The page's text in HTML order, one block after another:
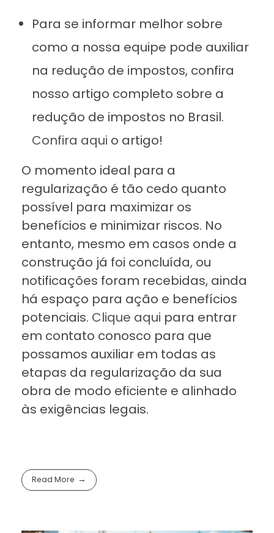
Para se informar melhor sobre
como a nossa equipe pode auxiliar
na redução de impostos, confira
nosso artigo completo sobre a
redução de impostos no Brasil.
Confira aqui o artigo!
O momento ideal para a
regularização é tão cedo quanto
possível para maximizar os
benefícios e minimizar riscos. No
entanto, mesmo em casos onde a
construção já foi concluída, ou
notificações foram recebidas, ainda
há espaço para ação e benefícios
potenciais. Clique aqui para entrar
em contato conosco para que
possamos auxiliar em todas as
etapas da regularização da sua
obra de modo eficiente e alinhado
às exigências legais.
Read More